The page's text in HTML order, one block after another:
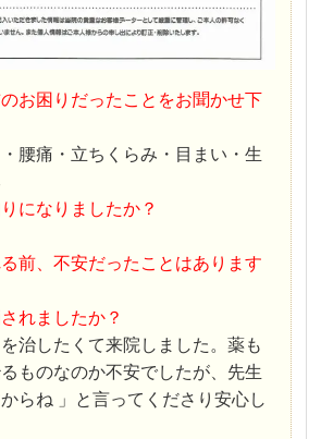
お困りだったことをお聞かせ下
腰痛・立ちくらみ・目まい・生
になりましたか？
前、不安だったことはあります
れましたか？
治したくて来院しました。薬も
ものなのか不安でしたが、先生
らね 」と言ってくださり安心し